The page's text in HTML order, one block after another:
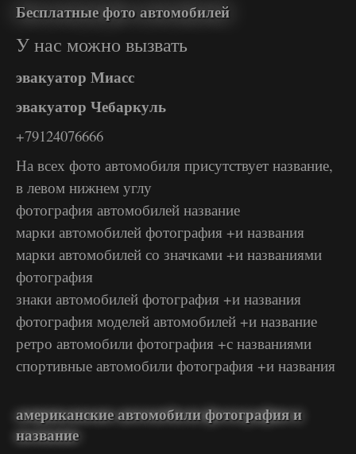
Бесплатные фото автомобилей
У нас можно вызвать
эвакуатор Миасс
эвакуатор Чебаркуль
+79124076666
На всех фото автомобиля присутствует название,
в левом нижнем углу
фотография автомобилей название
марки автомобилей фотография +и названия
марки автомобилей со значками +и названиями
фотография
знаки автомобилей фотография +и названия
фотография моделей автомобилей +и название
ретро автомобили фотография +с названиями
спортивные автомобили фотография +и названия
американские автомобили фотография и
название